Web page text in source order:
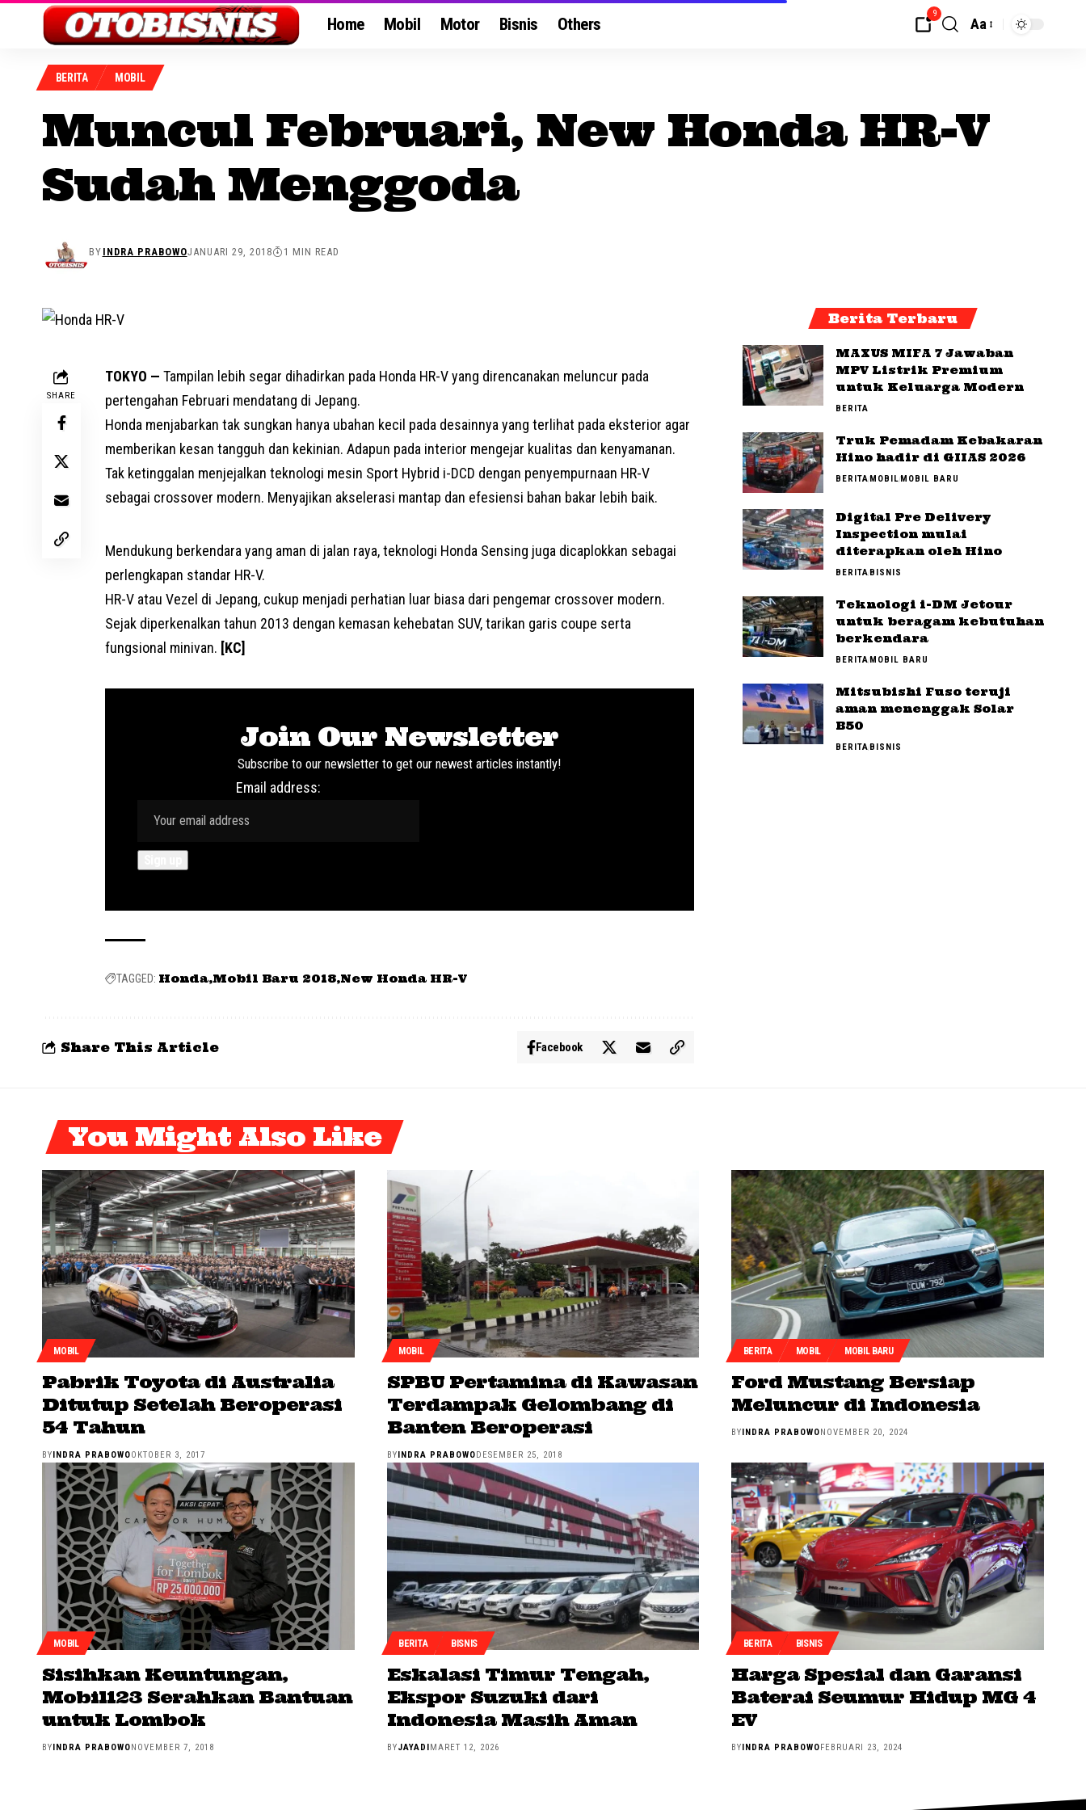
Home Mobil Motor Bisnis Others
9
Aa
BERITA MOBIL
Muncul Februari, New Honda HR-V
Sudah Menggoda
BY INDRA PRABOWOJANUARI 29, 2018 1 MIN READ
SHARE
TOKYO — Tampilan lebih segar dihadirkan pada Honda HR-V yang direncanakan meluncur pada
pertengahan Februari mendatang di Jepang.
Honda menjabarkan tak sungkan hanya ubahan kecil pada desainnya yang terlihat pada eksterior agar
memberikan kesan tangguh dan kekinian. Adapun pada interior mengejar kualitas dan kenyamanan.
Tak ketinggalan menjejalkan teknologi mesin Sport Hybrid i-DCD dengan penyempurnaan HR-V
sebagai crossover modern. Menyajikan akselerasi mantap dan efesiensi bahan bakar lebih baik.
Mendukung berkendara yang aman di jalan raya, teknologi Honda Sensing juga dicaplokkan sebagai
perlengkapan standar HR-V.
HR-V atau Vezel di Jepang, cukup menjadi perhatian luar biasa dari pengemar crossover modern.
Sejak diperkenalkan tahun 2013 dengan kemasan kehebatan SUV, tarikan garis coupe serta
fungsional minivan. [KC]
Join Our Newsletter
Subscribe to our newsletter to get our newest articles instantly!
Email address:
TAGGED: Honda Mobil Baru 2018 New Honda HR-V
Share This Article Facebook
Berita Terbaru
MAXUS MIFA 7 Jawaban
MPV Listrik Premium
untuk Keluarga Modern
BERITA
Truk Pemadam Kebakaran
Hino hadir di GIIAS 2026
BERITAMOBILMOBIL BARU
Digital Pre Delivery
Inspection mulai
diterapkan oleh Hino
BERITABISNIS
Teknologi i-DM Jetour
untuk beragam kebutuhan
berkendara
BERITAMOBIL BARU
Mitsubishi Fuso teruji
aman menenggak Solar
B50
BERITABISNIS
You Might Also Like
MOBIL
Pabrik Toyota di Australia
Ditutup Setelah Beroperasi
54 Tahun
BY INDRA PRABOWOOKTOBER 3, 2017
MOBIL
SPBU Pertamina di Kawasan
Terdampak Gelombang di
Banten Beroperasi
BY INDRA PRABOWO DESEMBER 25, 2018
BERITA MOBIL MOBIL BARU
Ford Mustang Bersiap
Meluncur di Indonesia
BY INDRA PRABOWO NOVEMBER 20, 2024
MOBIL
Sisihkan Keuntungan,
Mobil123 Serahkan Bantuan
untuk Lombok
BY INDRA PRABOWO NOVEMBER 7, 2018
BERITA BISNIS
Eskalasi Timur Tengah,
Ekspor Suzuki dari
Indonesia Masih Aman
BYJAYADI MARET 12, 2026
BERITA BISNIS
Harga Spesial dan Garansi
Baterai Seumur Hidup MG 4
EV
BY INDRA PRABOWO FEBRUARI 23, 2024